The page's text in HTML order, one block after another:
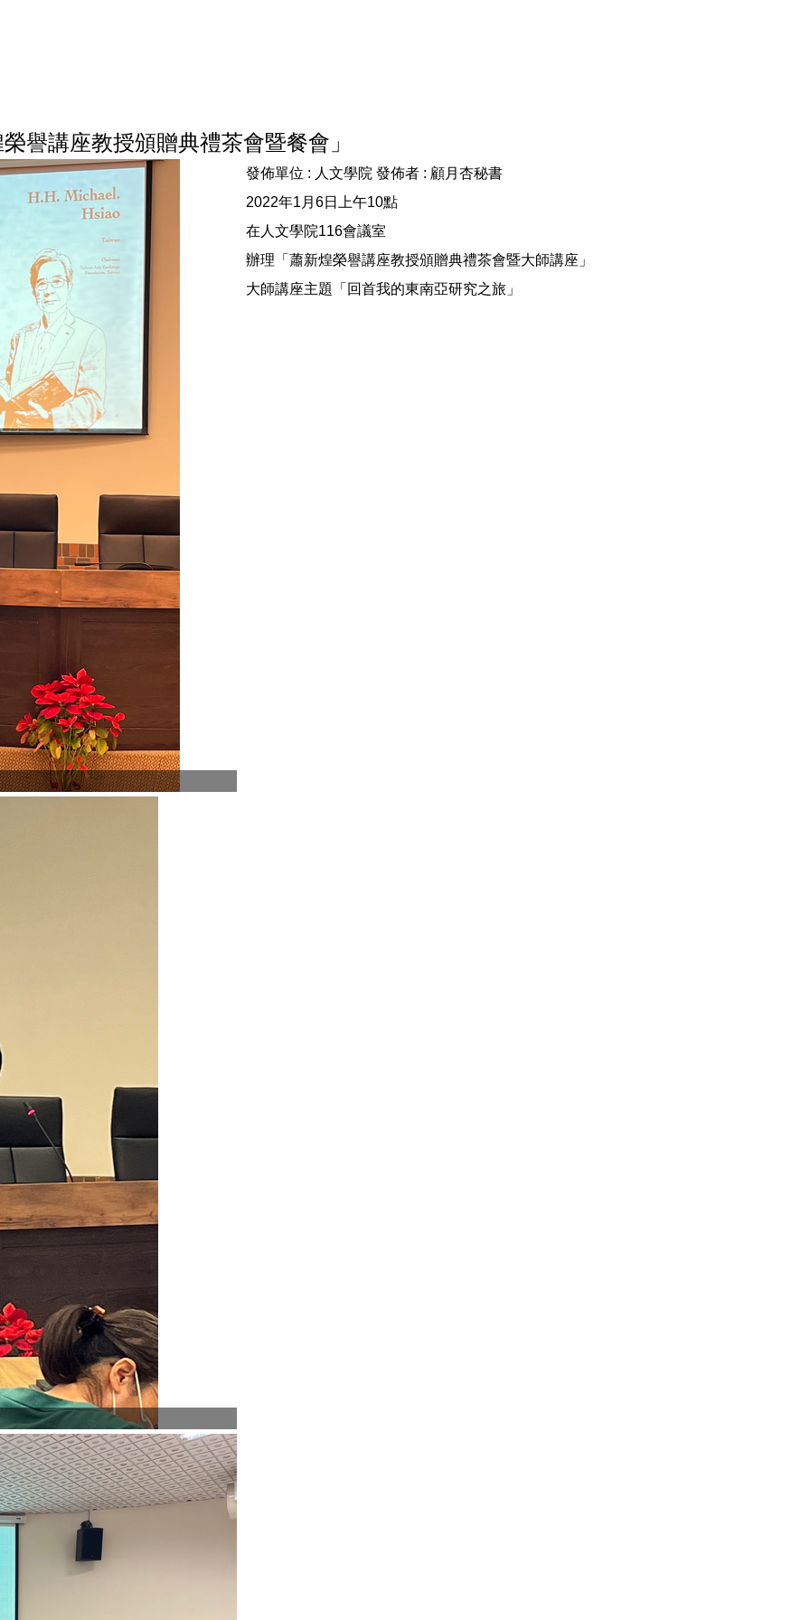
譽講座教授頒贈典禮茶會暨餐會」
發佈單位 : 人文學院 發佈者 : 顧月杏秘書
2022年1月6日上午10點
在人文學院116會議室
辦理「蕭新煌榮譽講座教授頒贈典禮茶會暨大師講座」
大師講座主題「回首我的東南亞研究之旅」